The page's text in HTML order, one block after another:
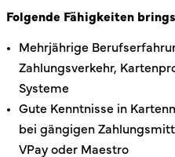
Folgende Fähigkeiten
Mehrjährige
Zahlungsverkehr,
Systeme
Gute Kenntnisse in
bei gängigen
VPay oder Maestro